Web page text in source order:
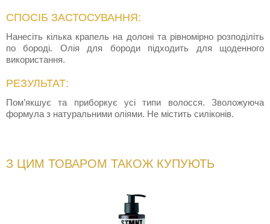
СПОСІБ ЗАСТОСУВАННЯ:
Нанесіть кілька крапель на долоні та рівномірно розподіліть
по бороді. Олія для бороди підходить для щоденного
використання.
РЕЗУЛЬТАТ:
Пом’якшує та приборкує усі типи волосся. Зволожуюча
формула з натуральними оліями. Не містить силіконів.
З ЦИМ ТОВАРОМ ТАКОЖ КУПУЮТЬ